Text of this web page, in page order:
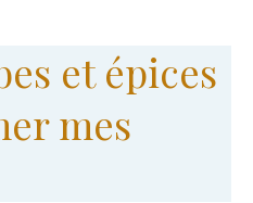
et épices
mes